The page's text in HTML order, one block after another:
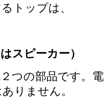
トップは、
スピーカー）
つの部品です。
りません。